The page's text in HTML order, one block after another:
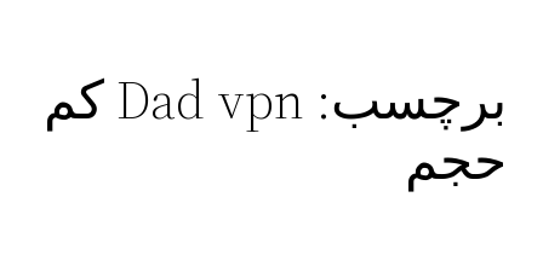
برچسب:
Dad vpn کم
حجم